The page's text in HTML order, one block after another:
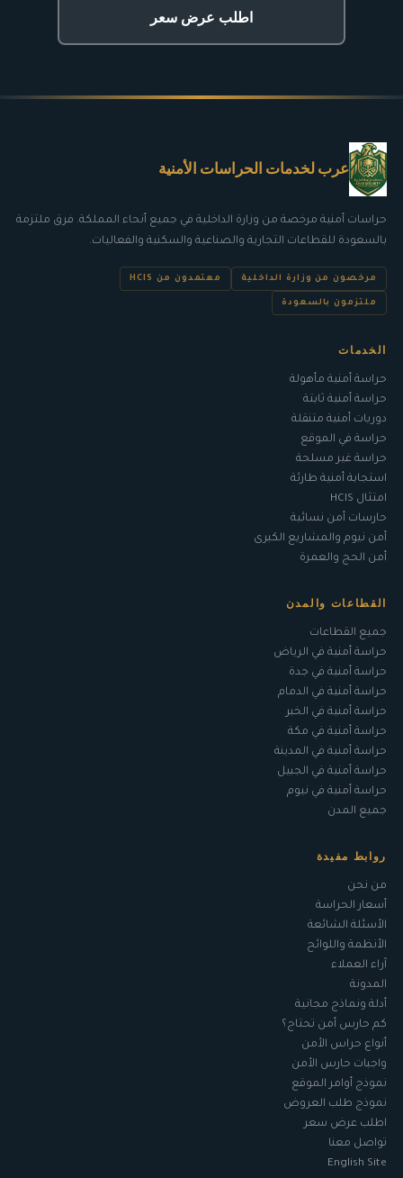
اطلب عرض سعر
عرب لخدمات الحراسات الأمنية
حراسات أمنية مرخصة من وزارة الداخلية في جميع أنحاء المملكة. فرق ملتزمة
بالسعودة للقطاعات التجارية والصناعية والسكنية والفعاليات.
مرخصون من وزارة الداخلية معتمدون من HCIS
ملتزمون بالسعودة
الخدمات
حراسة أمنية مأهولة
حراسة أمنية ثابتة
دوريات أمنية متنقلة
حراسة في الموقع
حراسة غير مسلحة
استجابة أمنية طارئة
امتثال HCIS
حارسات أمن نسائية
أمن نيوم والمشاريع الكبرى
أمن الحج والعمرة
القطاعات والمدن
جميع القطاعات
حراسة أمنية في الرياض
حراسة أمنية في جدة
حراسة أمنية في الدمام
حراسة أمنية في الخبر
حراسة أمنية في مكة
حراسة أمنية في المدينة
حراسة أمنية في الجبيل
حراسة أمنية في نيوم
جميع المدن
روابط مفيدة
من نحن
أسعار الحراسة
الأسئلة الشائعة
الأنظمة واللوائح
آراء العملاء
المدونة
أدلة ونماذج مجانية
كم حارس أمن تحتاج؟
أنواع حراس الأمن
واجبات حارس الأمن
نموذج أوامر الموقع
نموذج طلب العروض
اطلب عرض سعر
تواصل معنا
English Site